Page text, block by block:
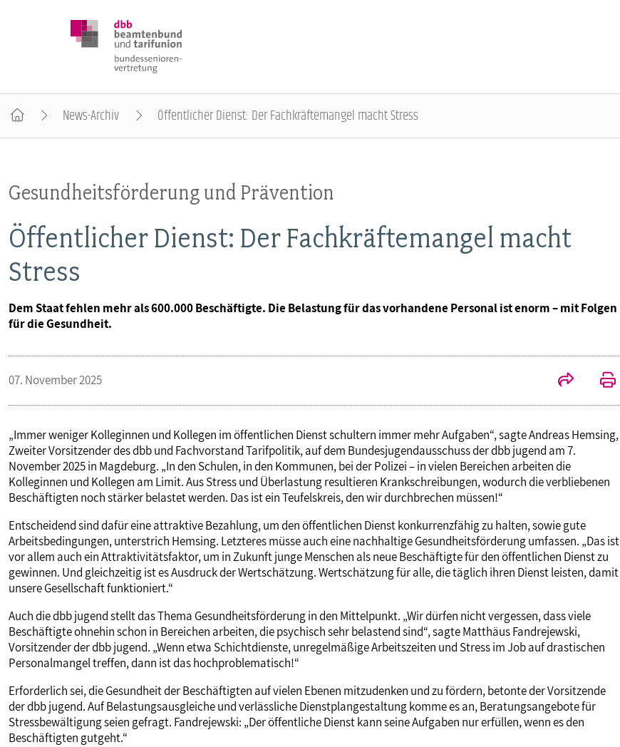
Geschäftsführung
Kontakt
POSITIONEN
VERANSTALTUNGEN
Bundesseniorenkongress
PUBLIKATIONEN
News-Archiv Öffentlicher Dienst: Der Fachkräftemangel macht Stress
Gesundheitsförderung und Prävention
Öffentlicher Dienst: Der Fachkräftemangel macht
Stress
Dem Staat fehlen mehr als 600.000 Beschäftigte. Die Belastung für das vorhandene Personal ist enorm – mit Folgen
für die Gesundheit.
07. November 2025
„Immer weniger Kolleginnen und Kollegen im öffentlichen Dienst schultern immer mehr Aufgaben“, sagte Andreas Hemsing,
Zweiter Vorsitzender des dbb und Fachvorstand Tarifpolitik, auf dem Bundesjugendausschuss der dbb jugend am 7.
November 2025 in Magdeburg. „In den Schulen, in den Kommunen, bei der Polizei – in vielen Bereichen arbeiten die
Kolleginnen und Kollegen am Limit. Aus Stress und Überlastung resultieren Krankschreibungen, wodurch die verbliebenen
Beschäftigten noch stärker belastet werden. Das ist ein Teufelskreis, den wir durchbrechen müssen!“
Entscheidend sind dafür eine attraktive Bezahlung, um den öffentlichen Dienst konkurrenzfähig zu halten, sowie gute
Arbeitsbedingungen, unterstrich Hemsing. Letzteres müsse auch eine nachhaltige Gesundheitsförderung umfassen. „Das ist
vor allem auch ein Attraktivitätsfaktor, um in Zukunft junge Menschen als neue Beschäftigte für den öffentlichen Dienst zu
gewinnen. Und gleichzeitig ist es Ausdruck der Wertschätzung. Wertschätzung für alle, die täglich ihren Dienst leisten, damit
unsere Gesellschaft funktioniert.“
Auch die dbb jugend stellt das Thema Gesundheitsförderung in den Mittelpunkt. „Wir dürfen nicht vergessen, dass viele
Beschäftigte ohnehin schon in Bereichen arbeiten, die psychisch sehr belastend sind“, sagte Matthäus Fandrejewski,
Vorsitzender der dbb jugend. „Wenn etwa Schichtdienste, unregelmäßige Arbeitszeiten und Stress im Job auf drastischen
Personalmangel treffen, dann ist das hochproblematisch!“
Erforderlich sei, die Gesundheit der Beschäftigten auf vielen Ebenen mitzudenken und zu fördern, betonte der Vorsitzende
der dbb jugend. Auf Belastungsausgleiche und verlässliche Dienstplangestaltung komme es an, Beratungsangebote für
Stressbewältigung seien gefragt. Fandrejewski: „Der öffentliche Dienst kann seine Aufgaben nur erfüllen, wenn es den
Beschäftigten gutgeht.“